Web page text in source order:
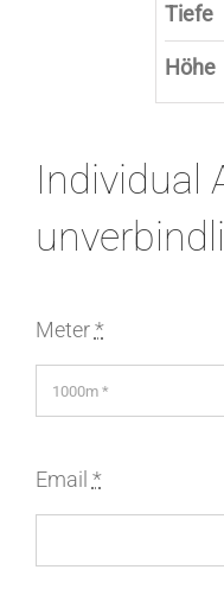
Tiefe
Höhe
Individual
Meter*
Email *